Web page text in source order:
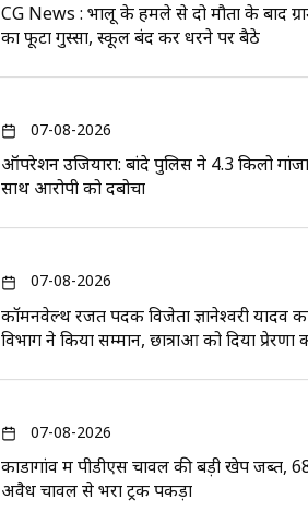
CG News : भालू के हमले से दो मौतों के बाद
का फूटा गुस्सा, स्कूल बंद कर धरने पर बैठे
07-08-2026
ऑपरेशन उजियारा: बांदे पुलिस ने 4.3 किलो
साथ आरोपी को दबोचा
07-08-2026
कॉमनवेल्थ रजत पदक विजेता ज्ञानेश्वरी यादव
विभाग ने किया सम्मान, छात्राओं को दिया
07-08-2026
कोंडागांव में पीडीएस चावल की बड़ी खेप जब्त,
अवैध चावल से भरा ट्रक पकड़ा